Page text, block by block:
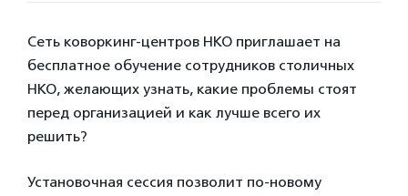
Сеть коворкинг-центров НКО приглашает на
бесплатное обучение сотрудников столичных
НКО, желающих узнать, какие проблемы стоят
перед организацией и как лучше всего их
решить?
Установочная сессия позволит по-новому